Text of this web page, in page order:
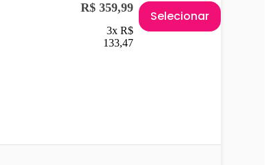
R$ 359,99
3x R$
133,47
Selecionar